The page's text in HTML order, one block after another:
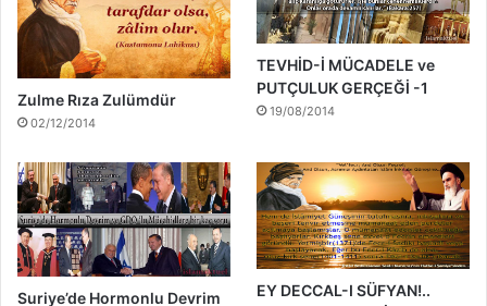
Zulme Rıza Zulümdür
02/12/2014
TEVHİD-İ MÜCADELE ve
PUTÇULUK GERÇEĞİ -1
19/08/2014
Suriye’de Hormonlu Devrim
EY DECCAL-I SÜFYAN!..